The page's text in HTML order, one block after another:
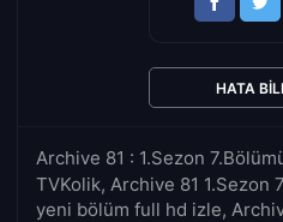
Archive 81 : 1.Sezon
TVKolik, Archive 81 1.Sezon
yeni bölüm full hd izle,
HATA